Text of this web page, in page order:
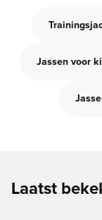
Jassen voor
Laatst